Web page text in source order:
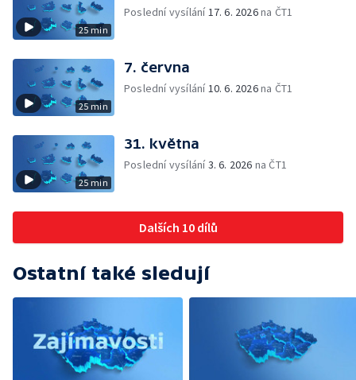
25 min
Poslední vysílání17. 6. 2026na ČT1
25 min
7. června
Poslední vysílání10. 6. 2026na ČT1
25 min
31. května
Poslední vysílání3. 6. 2026 na ČT1
Dalších 10 dílů
Ostatní také sledují